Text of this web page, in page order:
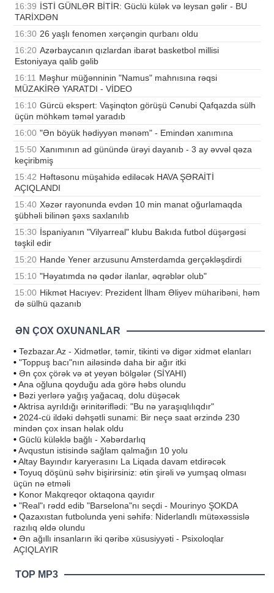
16:39 İSTİ GÜNLƏR BİTİR: Güclü külək və leysan gəlir - BU
TARİXDƏN
16:30 26 yaşlı fenomen xərçəngin qurbanı oldu
16:20 Azərbaycanın qızlardan ibarət basketbol millisi
Estoniyaya qalib gəlib
16:11 Məşhur müğənninin "Namus" mahnısına rəqsi
MÜZAKİRƏ YARATDI - VİDEO
16:10 Gürcü ekspert: Vaşinqton görüşü Cənubi Qafqazda sülh
üçün möhkəm təməl yaradıb
16:00 "Ən böyük hədiyyən mənəm" - Emindən xanımına
15:50 Xanımının ad günündə ürəyi dayanıb - 3 ay əvvəl qəza
keçiribmiş
15:42 Həftəsonu müşahidə ediləcək HAVA ŞƏRAİTİ
AÇIQLANDI
15:40 Xəzər rayonunda evdən 10 min manat oğurlamaqda
şübhəli bilinən şəxs saxlanılıb
15:30 İspaniyanın "Vilyarreal" klubu Bakıda futbol düşərgəsi
təşkil edir
15:20 Hande Yener arzusunu Amsterdamda gerçəkləşdirdi
15:10 "Həyatımda nə qədər ilanlar, əqrəblər olub"
15:00 Hikmət Hacıyev: Prezident İlham Əliyev müharibəni, həm
də sülhü qazanıb
ƏN ÇOX OXUNANLAR
• Tezbazar.Az - Xidmətlər, təmir, tikinti və digər xidmət elanları
• "Toppuş bacı"nın ailəsində daha bir ağır itki
• Ən çox çörək və ət yeyən bölgələr (SİYAHI)
•Ana oğluna qoyduğu ada görə həbs olundu
• Bəzi yerlərə yağış yağacaq, dolu düşəcək
•Aktrisa ayrıldığı ərinitəriflədi: "Bu nə yaraşıqlılıqdır"
• 2024-cü ildəki dəhşətli sunami: Bir neçə saat ərzində 230
mindən çox insan həlak oldu
• Güclü küləklə bağlı - Xəbərdarlıq
•Avqustun istisində sağlam qalmağın 10 yolu
•Altay Bayındır karyerasını La Liqada davam etdirəcək
• Toyuq döşünü səhv bişirirsiniz: ətin şirəli və yumşaq olması
üçün nə etməli
• Konor Makqreqor oktaqona qayıdır
• "Real"ı rədd edib "Barselona"nı seçdi - Mourinyo ŞOKDA
• Qazaxıstan futbolunda yeni səhifə: Niderlandlı mütəxəssislə
razılıq əldə olundu
• Ən ağıllı insanların iki qəribə xüsusiyyəti - Psixoloqlar
AÇIQLAYIR
TOP MP3